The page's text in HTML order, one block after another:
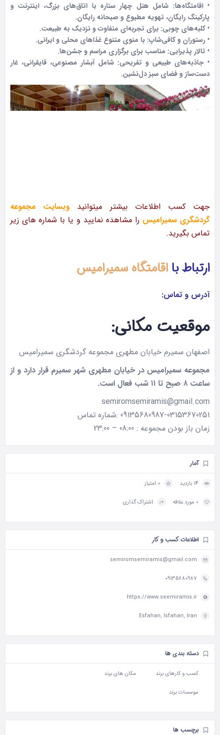
• اقامتگاه‌ها: شامل هتل چهار ستاره با اتاق‌های بزرگ، اینترنت و
پارکینگ رایگان، تهویه مطبوع و صبحانه رایگان.
• کلبه‌های چوبی: برای تجربه‌ای متفاوت و نزدیک به طبیعت.
• رستوران و کافی‌شاپ: با منوی متنوع غذاهای محلی و ایرانی.
• تالار پذیرایی: مناسب برای برگزاری مراسم و جشن‌ها.
• جاذبه‌های طبیعی و تفریحی: شامل آبشار مصنوعی، قایقرانی، غار
دست‌ساز و فضای سبز دل‌نشین.
جهت کسب اطلاعات بیشتر میتوانید وبسایت مجموعه
گردشگری سمیرامیس را مشاهده نمایید و یا با شماره های زیر
تماس بگیرید.
ارتباط با اقامتگاه سمیرامیس
آدرس و تماس:
موقعیت مکانی:
اصفهان سمیرم خیابان مطهری مجموعه گردشگری سمیرامیس
مجموعه سمیرامیس در خیابان مطهری شهر سمیرم قرار دارد و از
ساعت ۸ صبح تا ۱۱ شب فعال است.
semiromsemiramis@gmail.com
09135680987-03153670251 :شماره تماس
زمان باز بودن مجموعه : 08:00 – 23:00
آمار
14 بازدید 0 امتیاز
0 مورد علاقه اشتراک گذاری
اطلاعات کسب و کار
semiromsemiramis@gmail.com
09135680987
https://www.seemiramis.ir
Esfahan, Isfahan, Iran
دسته بندی ها
کسب و کارهای برند مکان های برند
موسسات برند
برچسب ها